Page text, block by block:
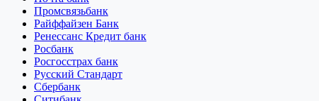
Промсвязьбанк
Райффайзен Банк
Ренессанс Кредит банк
Росбанк
Росгосстрах банк
Русский Стандарт
Сбербанк